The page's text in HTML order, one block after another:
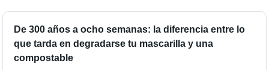
De 300 años a ocho semanas: la diferencia entre lo
que tarda en degradarse tu mascarilla y una
compostable